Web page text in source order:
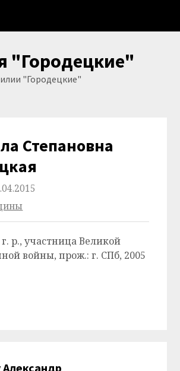
"Городецкие"
"Городецкие"
Степановна
г. р., участница Великой
войны, прож.: г. СПб, 2005